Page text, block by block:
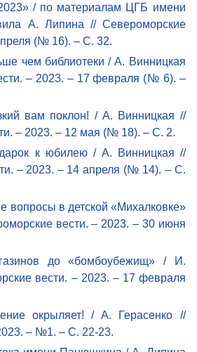
/ по материалам ЦГБ имени
А. Липина // Североморские
(№ 16). – С. 32.
чем библиотеки / А. Винницкая
– 2023. – 17 февраля (№ 6). –
вам поклон! / А. Винницкая //
– 2023. – 12 мая (№ 18). – С. 2.
к юбилею / А. Винницкая //
– 2023. – 14 апреля (№ 14). – С.
вопросы в детской «Михалковке»
вести. – 2023. – 30 июня
до «бомбоубежищ» / И.
вести. – 2023. – 17 февраля
окрыляет! / А. Герасенко //
– №1. – С. 22-23.